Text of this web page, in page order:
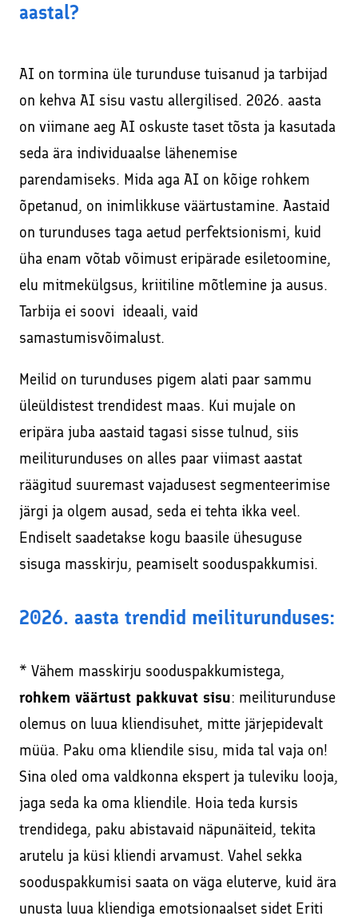
aastal?
AI on tormina üle turunduse tuisanud ja tarbijad
on kehva AI sisu vastu allergilised. 2026. aasta
on viimane aeg AI oskuste taset tõsta ja kasutada
seda ära individuaalse lähenemise
parendamiseks. Mida aga AI on kõige rohkem
õpetanud, on inimlikkuse väärtustamine. Aastaid
on turunduses taga aetud perfektsionismi, kuid
üha enam võtab võimust eripärade esiletoomine,
elu mitmekülgsus, kriitiline mõtlemine ja ausus.
Tarbija ei soovi ideaali, vaid
samastumisvõimalust.
Meilid on turunduses pigem alati paar sammu
üleüldistest trendidest maas. Kui mujale on
eripära juba aastaid tagasi sisse tulnud, siis
meiliturunduses on alles paar viimast aastat
räägitud suuremast vajadusest segmenteerimise
järgi ja olgem ausad, seda ei tehta ikka veel.
Endiselt saadetakse kogu baasile ühesuguse
sisuga masskirju, peamiselt sooduspakkumisi.
2026. aasta trendid meiliturunduses:
* Vähem masskirju sooduspakkumistega,
rohkem väärtust pakkuvat sisu: meiliturunduse
olemus on luua kliendisuhet, mitte järjepidevalt
müüa. Paku oma kliendile sisu, mida tal vaja on!
Sina oled oma valdkonna ekspert ja tuleviku looja,
jaga seda ka oma kliendile. Hoia teda kursis
trendidega, paku abistavaid näpunäiteid, tekita
arutelu ja küsi kliendi arvamust. Vahel sekka
sooduspakkumisi saata on väga eluterve, kuid ära
unusta luua kliendiga emotsionaalset sidet Eriti